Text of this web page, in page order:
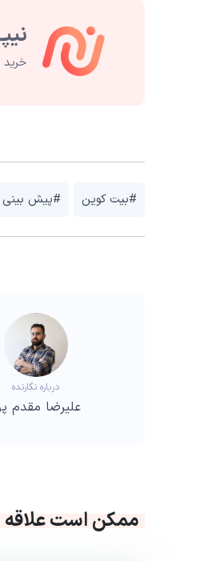
خرید
#بیت کوین #پیش بینی
درباره نگارنده
علیرضا مقدم
ممکن است علاقه